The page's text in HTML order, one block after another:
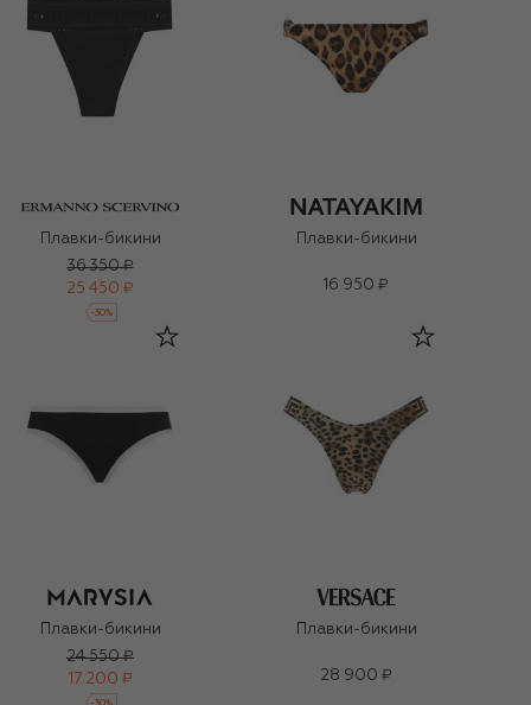
Плавки-бикини
36 350 ₽
25 450 ₽
-30%
Плавки-бикини
16 950 ₽
Плавки-бикини
24 550 ₽
17 200 ₽
Плавки-бикини
28 900 ₽